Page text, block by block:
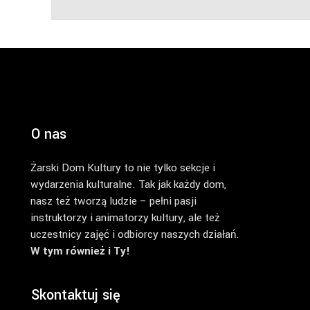
O nas
Żarski Dom Kultury to nie tylko sekcje i
wydarzenia kulturalne. Tak jak każdy dom,
nasz też tworzą ludzie – pełni pasji
instruktorzy i animatorzy kultury, ale też
uczestnicy zajęć i odbiorcy naszych działań.
W tym również i Ty!
Skontaktuj się